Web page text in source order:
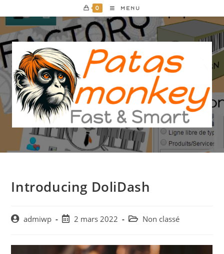
to
content
0 MENU
Introducing DoliDash
Auteur/autrice
admiwp
Post2 mars 2022
Post Non classé